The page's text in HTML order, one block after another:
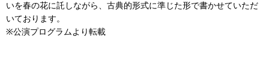
いを春の花に託しながら、古典的形式に準じた形で書かせていただ
いております。
※公演プログラムより転載